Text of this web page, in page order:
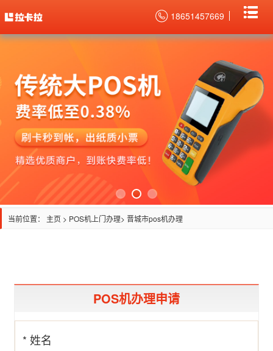
18651457669
当前位置： 主页 > POS机上门办理> 晋城市pos机办理
POS机办理申请
* 姓名